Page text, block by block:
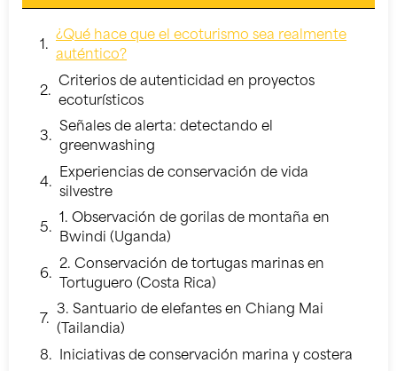
¿Qué hace que el ecoturismo sea realmente
auténtico?
Criterios de autenticidad en proyectos
ecoturísticos
Señales de alerta: detectando el
greenwashing
Experiencias de conservación de vida
silvestre
1. Observación de gorilas de montaña en
Bwindi (Uganda)
2. Conservación de tortugas marinas en
Tortuguero (Costa Rica)
3. Santuario de elefantes en Chiang Mai
(Tailandia)
Iniciativas de conservación marina y costera